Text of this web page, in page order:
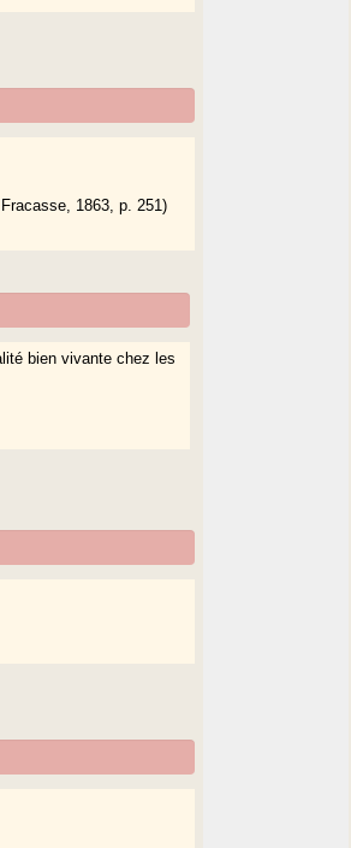
1863, p. 251)
bien vivante chez les